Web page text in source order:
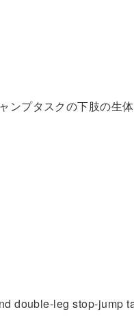
ンプタスクの下肢の生
double-leg stop-jump